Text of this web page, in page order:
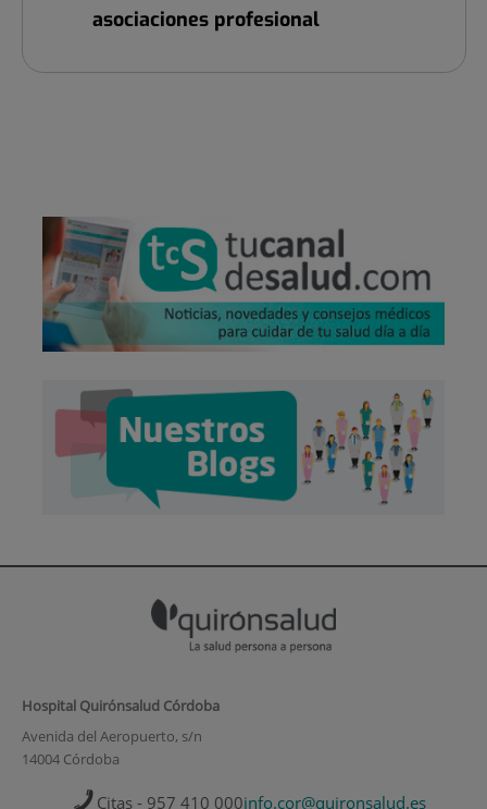
asociaciones profesional
Hospital Quirónsalud Córdoba
Avenida del Aeropuerto, s/n
14004 Córdoba
Citas - 957 410 000info.cor@quironsalud.es